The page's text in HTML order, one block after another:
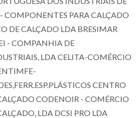
COMPONENTES PARA CALÇADO
DE CALÇADO LDA BRESIMAR
- COMPANHIA DE
LDA CELITA-COMÉRCIO
CENTRO
CODENOIR - COMÉRCIO
LDA DCSI PRO LDA